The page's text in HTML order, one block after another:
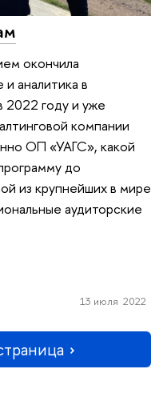
окончила
аналитика в
2022 году и уже
компании
ОП «УАГС», какой
до
из крупнейших в мире
аудиторские
13 июля 2022